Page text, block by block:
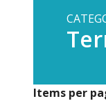
Items per